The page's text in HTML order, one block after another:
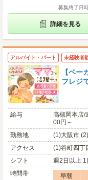
募集終了日
詳細を見る
アルバイト・パート 未経験者
【ベ
フレジ
給与
高槻岡本店/
00円～
勤務地
(1)大阪市
アクセス
(1)谷町四丁
シフト
週2日以上
時間帯
早朝